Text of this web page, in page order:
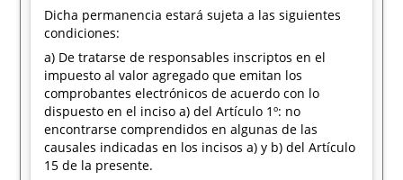
Dicha permanencia estará sujeta a las siguientes
condiciones:
a) De tratarse de responsables inscriptos en el
impuesto al valor agregado que emitan los
comprobantes electrónicos de acuerdo con lo
dispuesto en el inciso a) del Artículo 1º: no
encontrarse comprendidos en algunas de las
causales indicadas en los incisos a) y b) del Artículo
15 de la presente.